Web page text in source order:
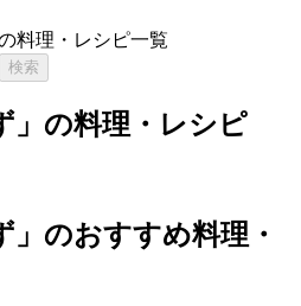
料理・レシピ一覧
検索
」の料理・レシピ
」のおすすめ料理・